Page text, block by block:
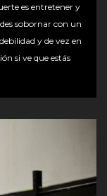
es entretener y
sobornar con un
y de vez en
si ve que estás